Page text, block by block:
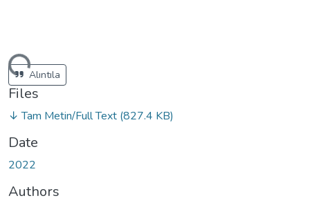
Alıntıla
Files
↓ Tam Metin/Full Text (827.4 KB)
Date
2022
Authors